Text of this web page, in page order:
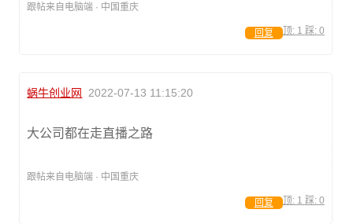
跟帖来自电脑端 · 中国重庆
顶: 1 踩: 0
回复
蜗牛创业网 2022-07-13 11:15:20
大公司都在走直播之路
跟帖来自电脑端 · 中国重庆
顶: 1 踩: 0
回复